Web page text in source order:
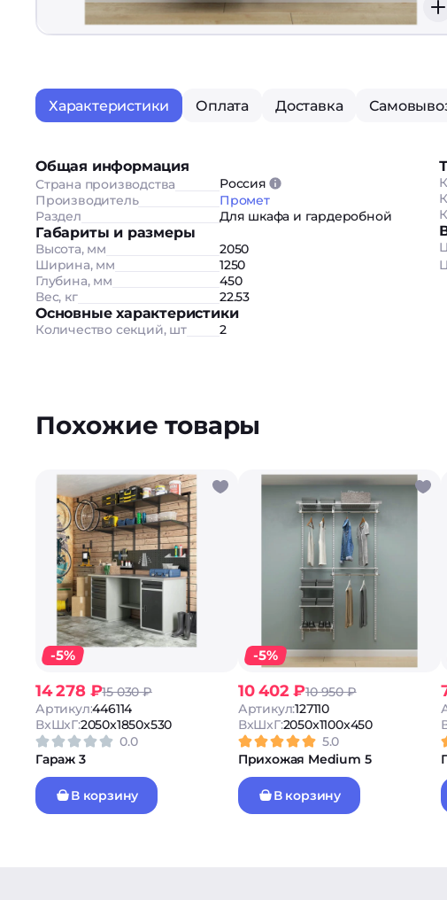
Характеристики Оплата Доставка
Общая информация
Страна производства
Россия
Производитель
Промет
Раздел
Для шкафа и гардеробной
Габариты и размеры
Высота, мм
2050
Ширина, мм
1250
Глубина, мм
450
Вес, кг
22.53
Основные характеристики
Количество секций, шт 2
Похожие товары
-5%
14 278 ₽15 030 ₽
Артикул:446114
ВxШxГ:2050x1850x530
0.0
Гараж 3
В корзину
-5%
10 402 ₽10 950 ₽
Артикул:127110
ВxШxГ:2050x1100x450
5.0
Прихожая Medium 5
В корзину